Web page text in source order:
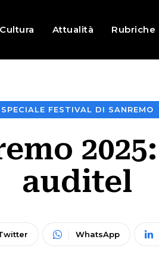
Cultura Attualità Rubriche
SPECIALE FESTIVAL DI SANREMO
auditel
WhatsApp